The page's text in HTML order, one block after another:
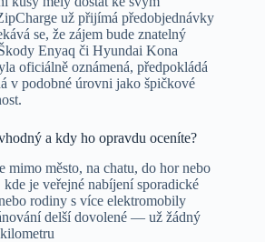
už přijímá předobjednávky
se, že zájem bude znatelný
Enyaq či Hyundai Kona
oficiálně oznámená, předpokládá
v podobné úrovni jako špičkové
a kdy ho opravdu oceníte?
mimo město, na chatu, do hor nebo
je veřejné nabíjení sporadické
rodiny s více elektromobily
delší dovolené — už žádný